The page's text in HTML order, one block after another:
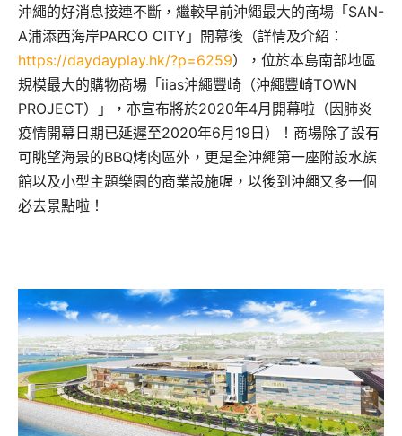
沖繩的好消息接連不斷，繼較早前沖繩最大的商場「SAN-
A浦添西海岸PARCO CITY」開幕後（詳情及介紹：
https://daydayplay.hk/?p=6259），位於本島南部地區
規模最大的購物商場「iias沖繩豐崎（沖繩豐崎TOWN
PROJECT）」，亦宣布將於2020年4月開幕啦（因肺炎
疫情開幕日期已延遲至2020年6月19日）！商場除了設有
可眺望海景的BBQ烤肉區外，更是全沖繩第一座附設水族
館以及小型主題樂園的商業設施喔，以後到沖繩又多一個
必去景點啦！